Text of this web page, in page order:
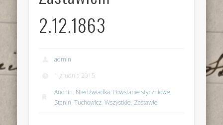
2.12.1863
admin
1 grudnia 2015
Anonin, Niedźwiadka, Powstanie styczniowe,
Stanin,Tuchowicz,Wszystkie, Zastawie